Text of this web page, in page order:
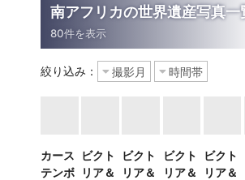
南アフリカの世界遺産写真一
絞り込み：
カース
テンボ
ビクト
リア＆
ビクト
リア＆
ビクト
リア＆
ビクト
リア＆